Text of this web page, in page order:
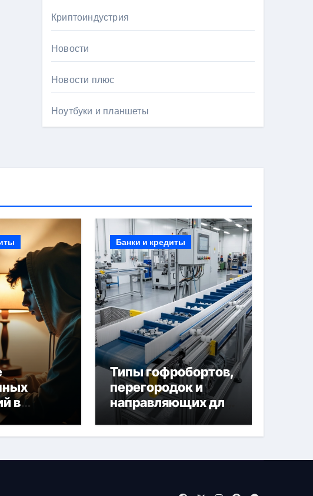
Криптоиндустрия
Новости
Новости плюс
Ноутбуки и планшеты
в
Банки и кредиты
Типы гофробортов,
перегородок и
направляющих для
конвейерных лент